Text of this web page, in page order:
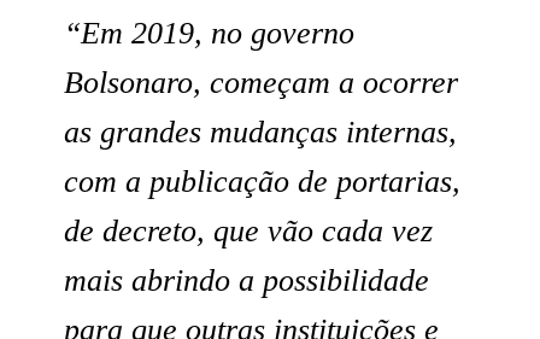
“Em 2019, no governo
Bolsonaro, começam a ocorrer
as grandes mudanças internas,
com a publicação de portarias,
de decreto, que vão cada vez
mais abrindo a possibilidade
para que outras instituições e